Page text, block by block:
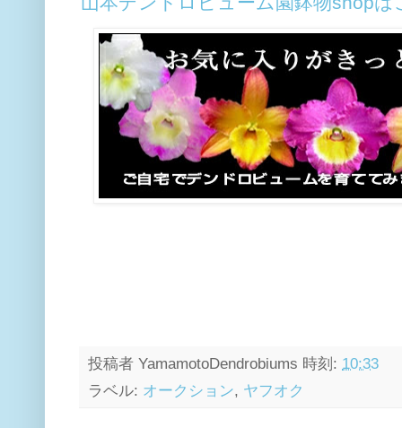
投稿者 YamamotoDendrobiums 時刻: 10:33
ラベル: オークション, ヤフオク